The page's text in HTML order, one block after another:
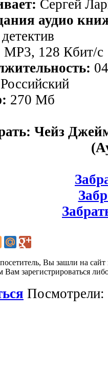
Сергей
аудио
детектив
MP3, 128 Кбит/с
Российский
270 Мб
Чейз
Вы зашли на
Вам зарегистрироваться
Посмотрели: